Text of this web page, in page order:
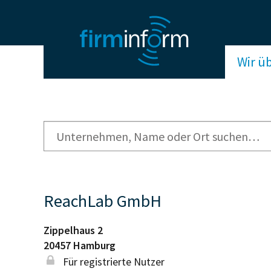
Wir
ReachLab GmbH
Zippelhaus 2
20457 Hamburg
Für registrierte Nutzer